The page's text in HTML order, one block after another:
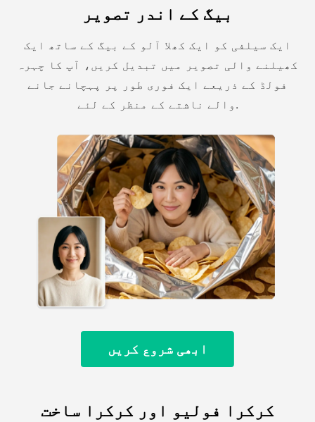
بیگ کے اندر تصویر
ایک سیلفی کو ایک کھلا آلو کے بیگ کے ساتھ ایک
کھیلنے والی تصویر میں تبدیل کریں، آپ کا چہرہ
فولڈ کے ذریعے ایک فوری طور پر پہچانے جانے
والے ناشتے کے منظر کے لئے.
ابھی شروع کریں
کرکرا فولیو اور کرکرا ساخت